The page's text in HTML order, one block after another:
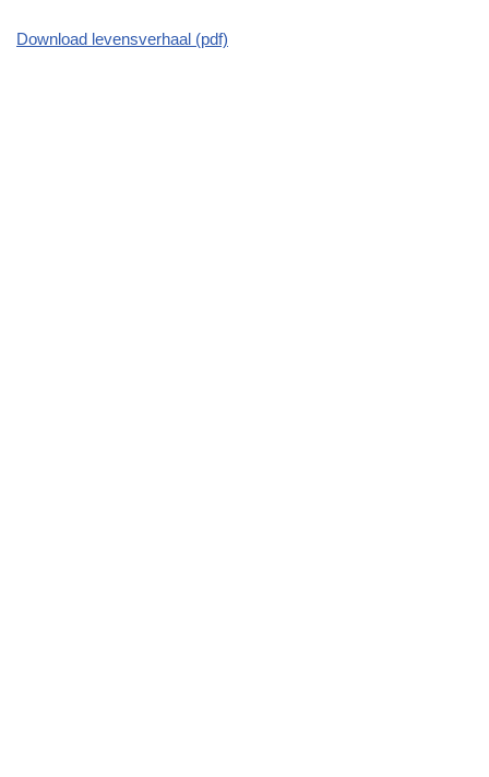
Download levensverhaal (pdf)